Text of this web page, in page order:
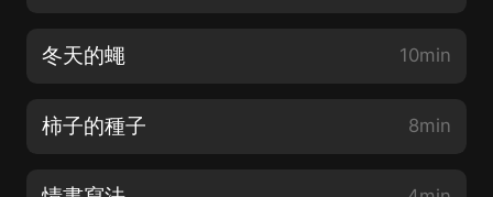
冬天的蠅 10min
柿子的種子 8min